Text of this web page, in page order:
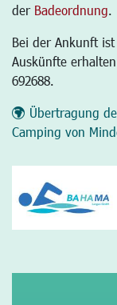
der Badeordnung.
Bei der Ankunft
Auskünfte
692688.
Übertragung
Camping von